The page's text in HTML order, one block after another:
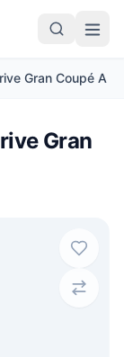
Gran Coupé A
Gran